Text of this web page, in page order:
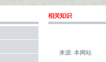
来源: 本网站